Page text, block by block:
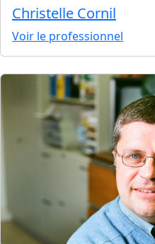
Christelle Cornil
Voir le professionnel